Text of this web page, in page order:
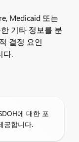
Medicaid 또는
기타 정보를 분
결정 요인
다.
에 대한 포
공합니다.